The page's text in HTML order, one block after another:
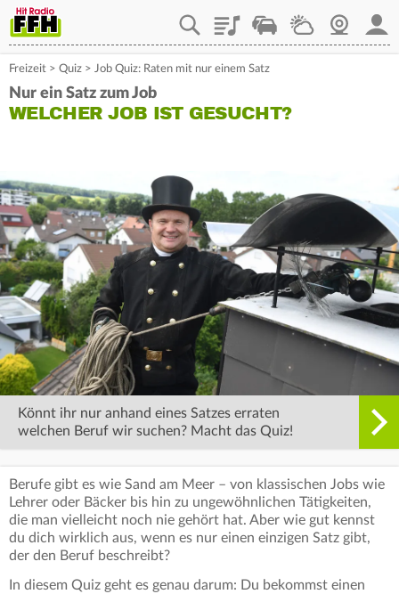
PlaylistStaupilotWetterWebcam
Freizeit > Quiz > Job Quiz: Raten mit nur einem Satz
Nur ein Satz zum Job
WELCHER JOB IST GESUCHT?
Könnt ihr nur anhand eines Satzes erraten
welchen Beruf wir suchen? Macht das Quiz!
Berufe gibt es wie Sand am Meer – von klassischen Jobs wie
Lehrer oder Bäcker bis hin zu ungewöhnlichen Tätigkeiten,
die man vielleicht noch nie gehört hat. Aber wie gut kennst
du dich wirklich aus, wenn es nur einen einzigen Satz gibt,
der den Beruf beschreibt?
In diesem Quiz geht es genau darum: Du bekommst einen